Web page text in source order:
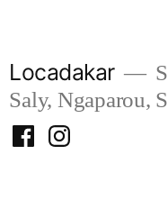
Locadakar
Saly, Ngaparou,
FacebookInstagram